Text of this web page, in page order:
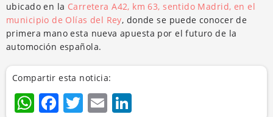
ubicado en la Carretera A42, km 63, sentido Madrid, en el
municipio de Olías del Rey, donde se puede conocer de
primera mano esta nueva apuesta por el futuro de la
automoción española.
Compartir esta noticia:
WhatsApp
Facebook
Twitter
Email